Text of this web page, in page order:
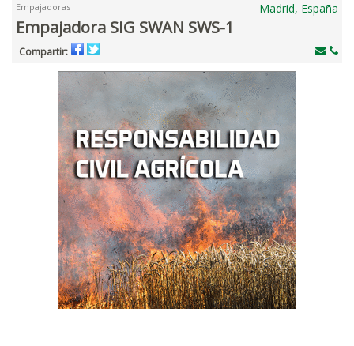
Empajadoras Madrid, España
Empajadora SIG SWAN SWS-1
Compartir: